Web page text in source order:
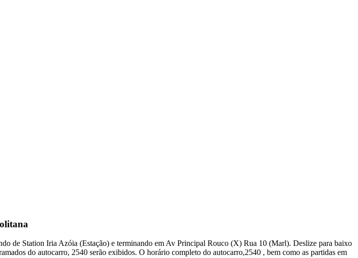
de Station Iria Azóia (Estação) e terminando em Av Principal Rouco (X) Rua 10 (Marl). Deslize para baixo
do autocarro, 2540 serão exibidos. O horário completo do autocarro,2540 , bem como as partidas em